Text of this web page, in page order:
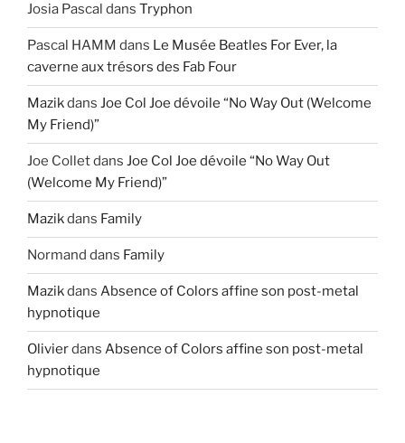
Josia Pascal dans Tryphon
Pascal HAMM dans Le Musée Beatles For Ever, la
caverne aux trésors des Fab Four
Mazikdans Joe Col Joe dévoile “No Way Out (Welcome
My Friend)”
Joe Colletdans Joe Col Joe dévoile “No Way Out
(Welcome My Friend)”
Mazikdans Family
Normand dans Family
Mazikdans Absence of Colors affine son post-metal
hypnotique
Olivierdans Absence of Colors affine son post-metal
hypnotique